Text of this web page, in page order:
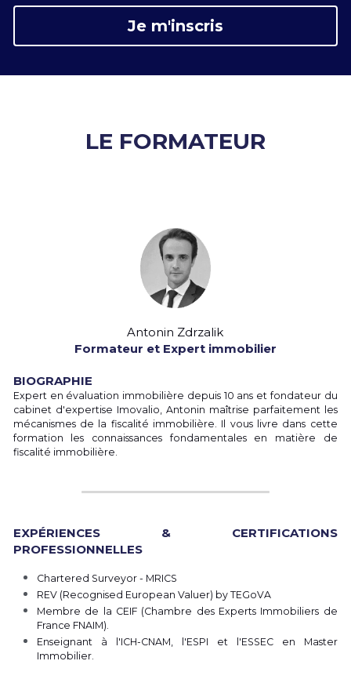
Je m'inscris
LE FORMATEUR
Antonin Zdrzalik
Formateur et Expert immobilier
BIOGRAPHIE
Expert en évaluation immobilière depuis 10 ans et fondateur du
cabinet d'expertise Imovalio, Antonin maîtrise parfaitement les
mécanismes de la fiscalité immobilière. Il vous livre dans cette
formation les connaissances fondamentales en matière de
fiscalité immobilière.
EXPÉRIENCES & CERTIFICATIONS
PROFESSIONNELLES
Chartered Surveyor - MRICS
REV (Recognised European Valuer) by TEGoVA
Membre de la CEIF (Chambre des Experts Immobiliers de
France FNAIM).
Enseignant à l'ICH-CNAM, l'ESPI et l'ESSEC en Master
Immobilier.